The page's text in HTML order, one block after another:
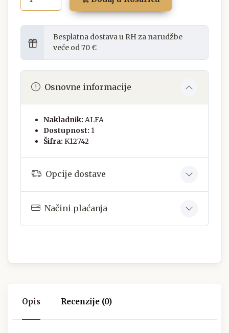
Besplatna dostava u RH za narudžbe
veće od 70 €
Osnovne informacije
Nakladnik: ALFA
Dostupnost: 1
Šifra: K12742
Opcije dostave
Načini plaćanja
Opis Recenzije (0)